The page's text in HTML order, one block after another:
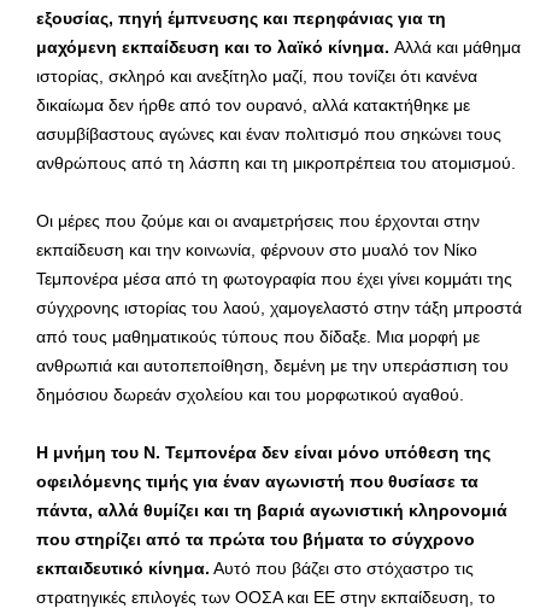
εξουσίας, πηγή έμπνευσης και περηφάνιας για τη
μαχόμενη εκπαίδευση και το λαϊκό κίνημα. Αλλά και μάθημα
ιστορίας, σκληρό και ανεξίτηλο μαζί, που τονίζει ότι κανένα
δικαίωμα δεν ήρθε από τον ουρανό, αλλά κατακτήθηκε με
ασυμβίβαστους αγώνες και έναν πολιτισμό που σηκώνει τους
ανθρώπους από τη λάσπη και τη μικροπρέπεια του ατομισμού.
Οι μέρες που ζούμε και οι αναμετρήσεις που έρχονται στην
εκπαίδευση και την κοινωνία, φέρνουν στο μυαλό τον Νίκο
Τεμπονέρα μέσα από τη φωτογραφία που έχει γίνει κομμάτι της
σύγχρονης ιστορίας του λαού, χαμογελαστό στην τάξη μπροστά
από τους μαθηματικούς τύπους που δίδαξε. Μια μορφή με
ανθρωπιά και αυτοπεποίθηση, δεμένη με την υπεράσπιση του
δημόσιου δωρεάν σχολείου και του μορφωτικού αγαθού.
Η μνήμη του Ν. Τεμπονέρα δεν είναι μόνο υπόθεση της
οφειλόμενης τιμής για έναν αγωνιστή που θυσίασε τα
πάντα, αλλά θυμίζει και τη βαριά αγωνιστική κληρονομιά
που στηρίζει από τα πρώτα του βήματα το σύγχρονο
εκπαιδευτικό κίνημα. Αυτό που βάζει στο στόχαστρο τις
στρατηγικές επιλογές των ΟΟΣΑ και ΕΕ στην εκπαίδευση, το